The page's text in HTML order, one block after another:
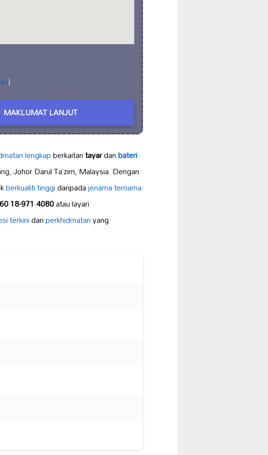
)
MAKLUMAT LANJUT
lengkapberkaitantayardanbateri
Johor Darul Ta’zim, Malaysia. Dengan
berkualiti tinggidaripadajenama ternama
18-971 4080atau layari
terkinidanperkhidmatanyang